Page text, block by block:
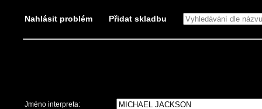
Nahlásit problém Přidat skladbu
Jméno interpreta: